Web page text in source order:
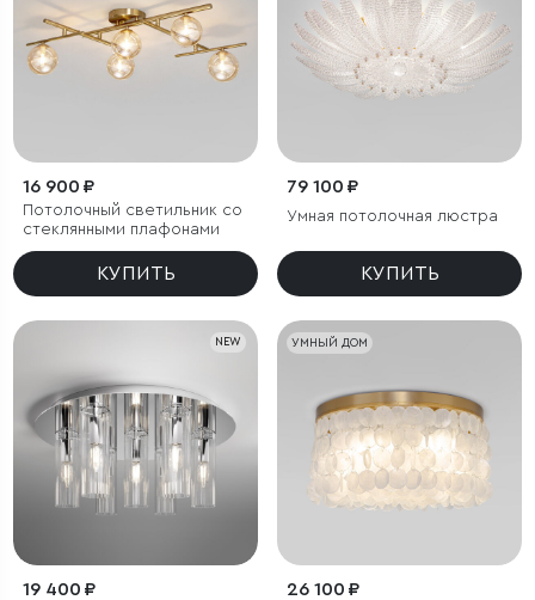
16 900 ₽
Потолочный светильник со
стеклянными плафонами
КУПИТЬ
79 100 ₽
Умная потолочная люстра
КУПИТЬ
NEW
19 400 ₽
УМНЫЙ ДОМ
26 100 ₽